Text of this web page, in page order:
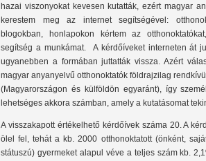
hazai viszonyokat kevesen kutatták, ezért magyar
kerestem meg az internet segítségével:
blogokban, honlapokon kértem az
segítség a munkámat. A kérdőíveket interneten át
ugyanebben a formában juttatták vissza. Azért
magyar anyanyelvű otthonoktatók földrajzilag
(Magyarországon és külföldön egyaránt), így
lehetséges akkora számban, amely a kutatásomat
A visszakapott értékelhető kérdőívek száma 20. A
ölel fel, tehát a kb. 2000 otthonoktatott (önként,
státuszú) gyermeket alapul véve a teljes szám kb.